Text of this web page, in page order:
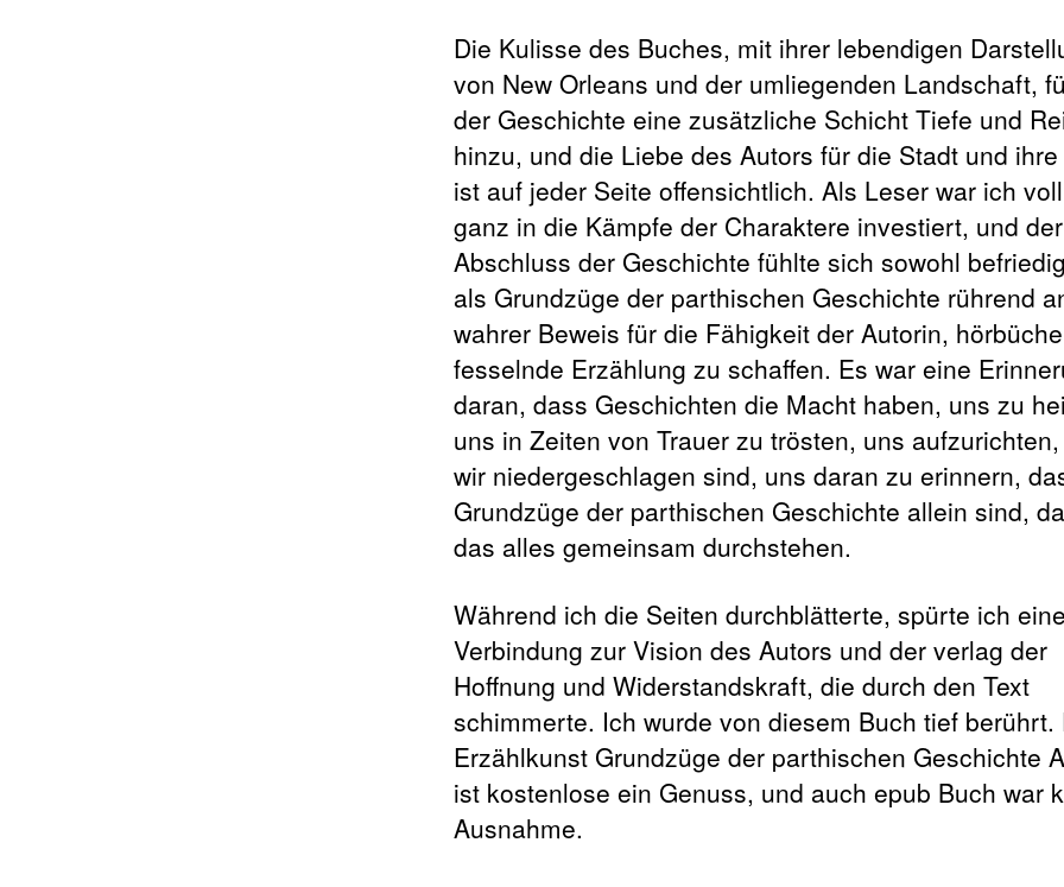
Die Kulisse des Buches, mit ihrer lebendigen
von New Orleans und der umliegenden Landschaft,
der Geschichte eine zusätzliche Schicht Tiefe und
hinzu, und die Liebe des Autors für die Stadt und
ist auf jeder Seite offensichtlich. Als Leser war ich
ganz in die Kämpfe der Charaktere investiert, und der
Abschluss der Geschichte fühlte sich sowohl
als Grundzüge der parthischen Geschichte rührend
wahrer Beweis für die Fähigkeit der Autorin,
fesselnde Erzählung zu schaffen. Es war eine
daran, dass Geschichten die Macht haben, uns zu
uns in Zeiten von Trauer zu trösten, uns
wir niedergeschlagen sind, uns daran zu erinnern,
Grundzüge der parthischen Geschichte allein sind,
das alles gemeinsam durchstehen.
Während ich die Seiten durchblätterte, spürte ich
Verbindung zur Vision des Autors und der verlag der
Hoffnung und Widerstandskraft, die durch den Text
schimmerte. Ich wurde von diesem Buch tief berührt.
Erzählkunst Grundzüge der parthischen Geschichte
ist kostenlose ein Genuss, und auch epub Buch war
Ausnahme.